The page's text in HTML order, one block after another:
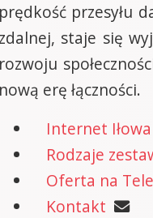
prędkość przesyłu
zdalnej, staje się
rozwoju
nową erę łączności.
Internet
Rodzaje
Oferta na
Kontakt